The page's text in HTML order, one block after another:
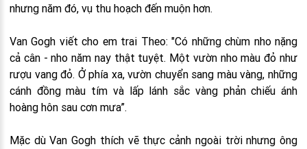
nhưng năm đó, vụ thu hoạch đến muộn hơn.
Van Gogh viết cho em trai Theo: "Có những chùm nho nặng
cả cân - nho năm nay thật tuyệt. Một vườn nho màu đỏ như
rượu vang đỏ. Ở phía xa, vườn chuyển sang màu vàng, những
cánh đồng màu tím và lấp lánh sắc vàng phản chiếu ánh
hoàng hôn sau cơn mưa”.
Mặc dù Van Gogh thích vẽ thực cảnh ngoài trời nhưng ông